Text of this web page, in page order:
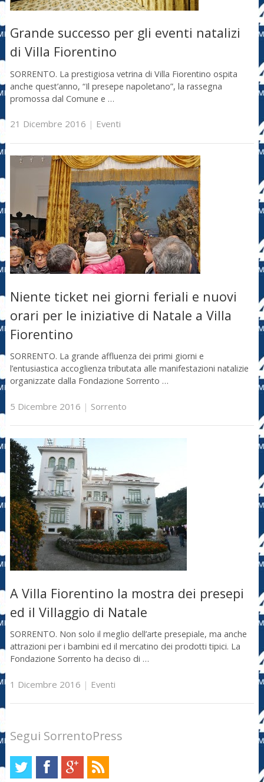
Grande successo per gli eventi natalizi
di Villa Fiorentino
SORRENTO. La prestigiosa vetrina di Villa Fiorentino ospita
anche quest’anno, “Il presepe napoletano”, la rassegna
promossa dal Comune e …
21 Dicembre 2016 | Eventi
Niente ticket nei giorni feriali e nuovi
orari per le iniziative di Natale a Villa
Fiorentino
SORRENTO. La grande affluenza dei primi giorni e
l’entusiastica accoglienza tributata alle manifestazioni natalizie
organizzate dalla Fondazione Sorrento …
5 Dicembre 2016 | Sorrento
A Villa Fiorentino la mostra dei presepi
ed il Villaggio di Natale
SORRENTO. Non solo il meglio dell’arte presepiale, ma anche
attrazioni per i bambini ed il mercatino dei prodotti tipici. La
Fondazione Sorrento ha deciso di …
1 Dicembre 2016 | Eventi
Segui SorrentoPress